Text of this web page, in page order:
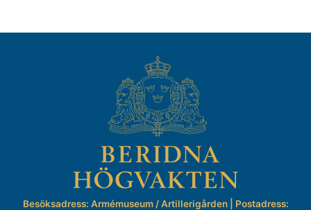
Besöksadress: Armémuseum / Artillerigården | Postadress: